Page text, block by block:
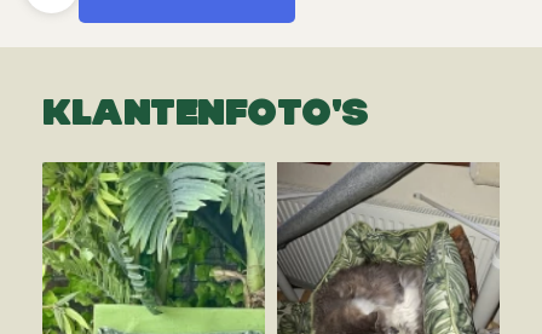
KLANTENFOTO'S